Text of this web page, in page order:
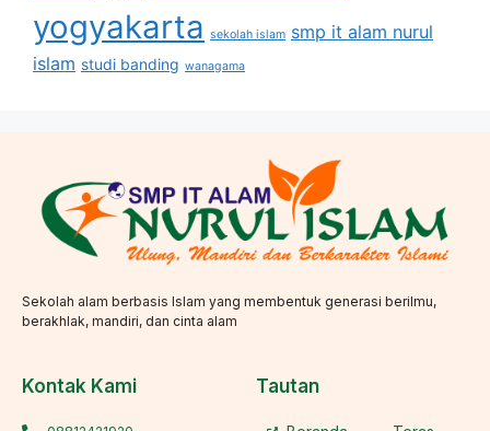
yogyakarta sekolah islam smp it alam nurul
islam studi banding wanagama
Sekolah alam berbasis Islam yang membentuk generasi berilmu,
berakhlak, mandiri, dan cinta alam
Kontak Kami Tautan